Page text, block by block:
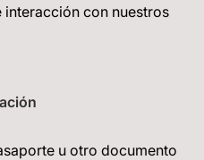
con nuestros
u otro documento